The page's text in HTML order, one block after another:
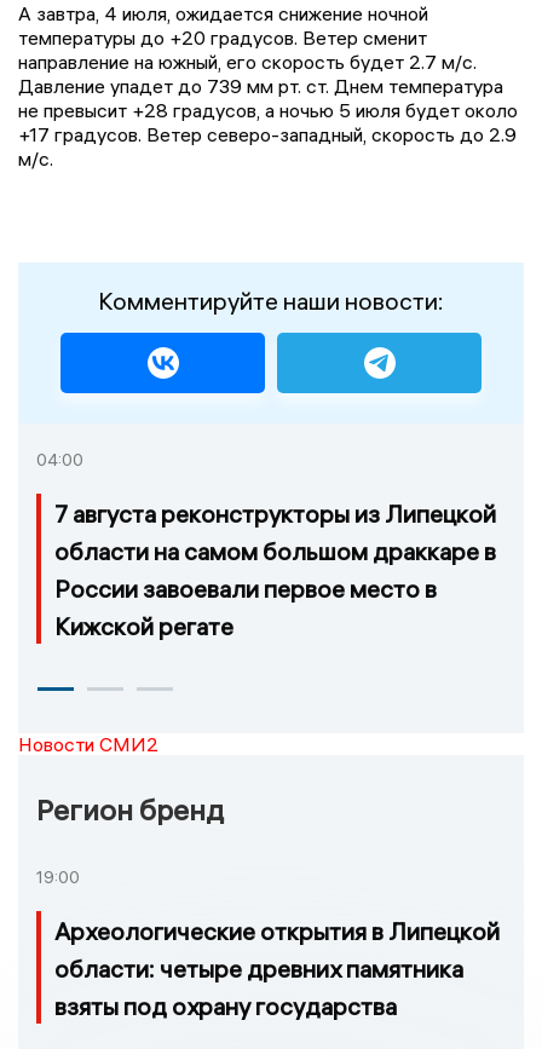
А завтра, 4 июля, ожидается снижение ночной
температуры до +20 градусов. Ветер сменит
направление на южный, его скорость будет 2.7 м/с.
Давление упадет до 739 мм рт. ст. Днем температура
не превысит +28 градусов, а ночью 5 июля будет около
+17 градусов. Ветер северо-западный, скорость до 2.9
м/с.
Комментируйте наши новости:
04:00
7 августа реконструкторы из Липецкой
области на самом большом драккаре в
России завоевали первое место в
Кижской регате
Новости СМИ2
Регион бренд
19:00
Археологические открытия в Липецкой
области: четыре древних памятника
взяты под охрану государства